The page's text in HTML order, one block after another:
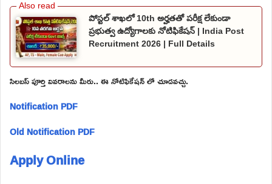
పోస్టల్ శాఖలో 10th అర్హతతో పరీక్ష లేకుండా
ప్రభుత్వ ఉద్యోగాలకు నోటిఫికేషన్ | India Post
Recruitment 2026 | Full Details
సిలబస్ పూర్తి వివరాలను మీరు.. ఈ నోటిఫికేషన్ లో చూడవచ్చు.
Notification PDF
Old Notification PDF
Apply Online